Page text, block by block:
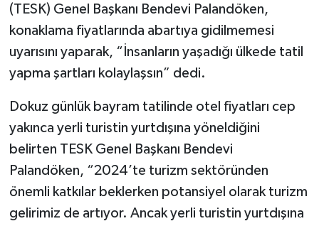
(TESK) Genel Başkanı Bendevi Palandöken,
konaklama fiyatlarında abartıya gidilmemesi
uyarısını yaparak, “İnsanların yaşadığı ülkede tatil
yapma şartları kolaylaşsın” dedi.
Dokuz günlük bayram tatilinde otel fiyatları cep
yakınca yerli turistin yurtdışına yöneldiğini
belirten TESK Genel Başkanı Bendevi
Palandöken, “2024’te turizm sektöründen
önemli katkılar beklerken potansiyel olarak turizm
gelirimiz de artıyor. Ancak yerli turistin yurtdışına